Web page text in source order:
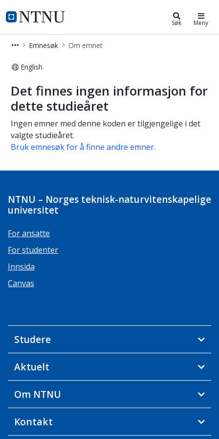
NTNU Hjemmeside
Studier Søk Meny
Emnesøk Om emnet
English
Om emnet
Det finnes ingen informasjon for
dette studieåret
Ingen emner med denne koden er tilgjengelige i det
valgte studieåret.
Bruk emnesøk for å finne andre emner.
NTNU – Norges teknisk-naturvitenskapelige
universitet
For ansatte
For studenter
Innsida
Canvas
Studere
Aktuelt
Om NTNU
Kontakt